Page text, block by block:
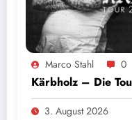
Foto: Sascha Loss
Marco Stahl 0
Kärbholz – Die
3. August 2026